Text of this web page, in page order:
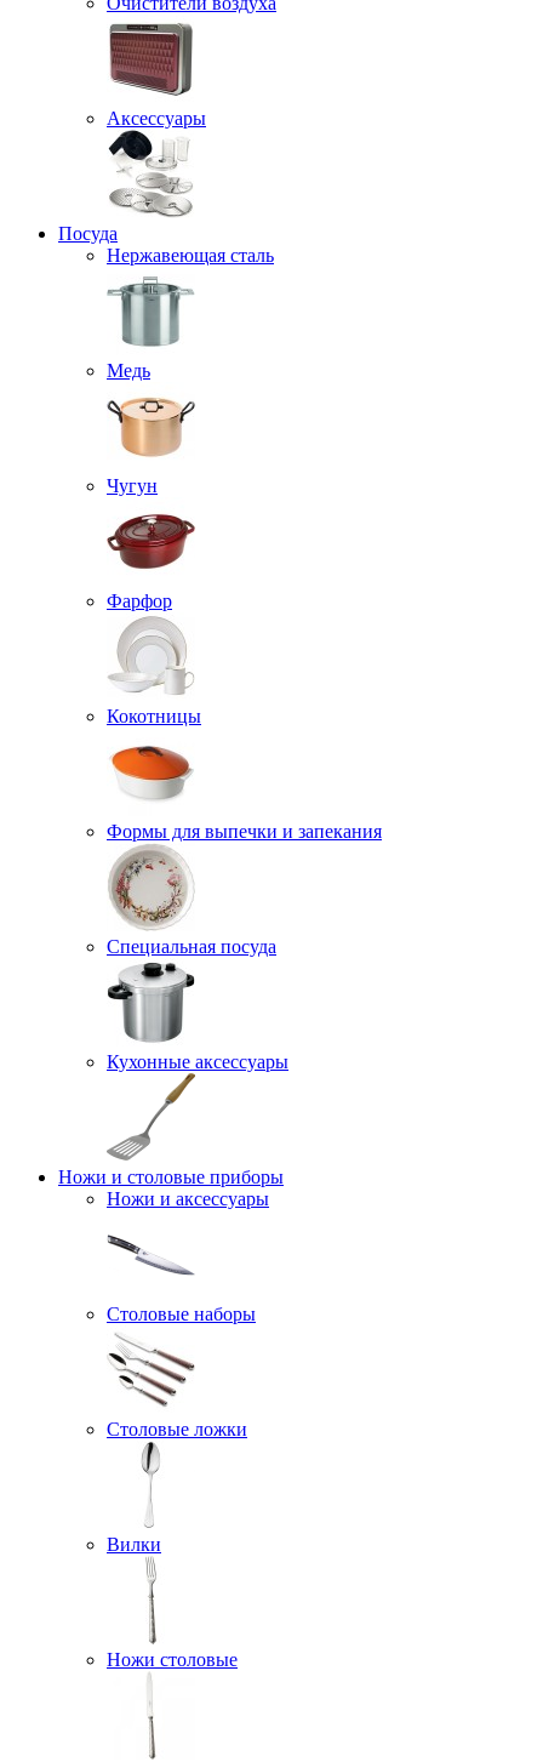
Аксессуары
Посуда
Нержавеющая сталь
Медь
Чугун
Фарфор
Кокотницы
Формы для выпечки и запекания
Специальная посуда
Кухонные аксессуары
Ножи и столовые приборы
Ножи и аксессуары
Столовые наборы
Столовые ложки
Вилки
Ножи столовые